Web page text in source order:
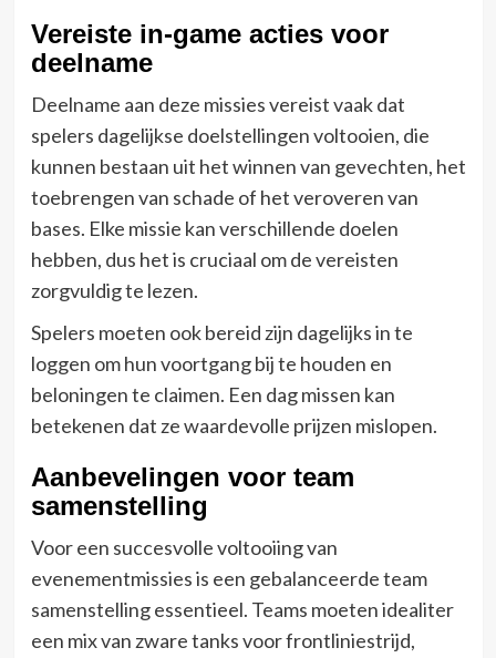
Vereiste in-game acties voor
deelname
Deelname aan deze missies vereist vaak dat
spelers dagelijkse doelstellingen voltooien, die
kunnen bestaan uit het winnen van gevechten, het
toebrengen van schade of het veroveren van
bases. Elke missie kan verschillende doelen
hebben, dus het is cruciaal om de vereisten
zorgvuldig te lezen.
Spelers moeten ook bereid zijn dagelijks in te
loggen om hun voortgang bij te houden en
beloningen te claimen. Een dag missen kan
betekenen dat ze waardevolle prijzen mislopen.
Aanbevelingen voor team
samenstelling
Voor een succesvolle voltooiing van
evenementmissies is een gebalanceerde team
samenstelling essentieel. Teams moeten idealiter
een mix van zware tanks voor frontliniestrijd,